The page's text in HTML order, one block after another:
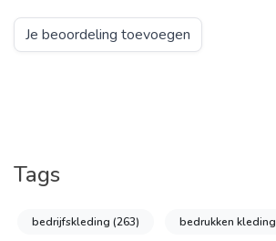
Je beoordeling toevoegen
Tags
bedrijfskleding (263) bedrukken kleding